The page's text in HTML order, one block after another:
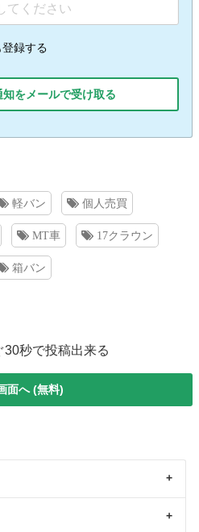
録する
をメールで受け取る
軽バン 個人売買
MT車 17クラウン
箱バン
30秒で投稿出来る
面へ (無料)